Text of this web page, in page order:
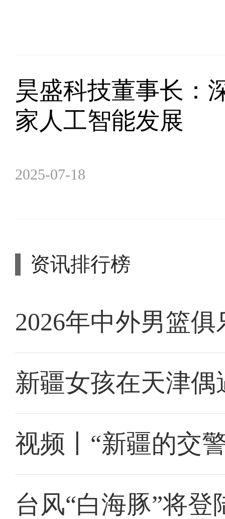
昊盛科技董事长：
家人工智能发展
2025-07-18
资讯排行榜
2026年中外男篮
新疆女孩在天津
视频丨“新疆的交
台风“白海豚”将